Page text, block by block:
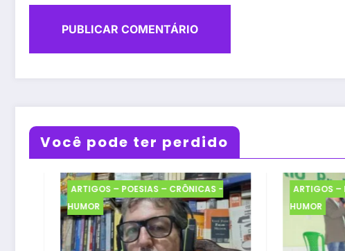
Você pode ter perdido
ARTIGOS – POESIAS – CRÔNICAS -
HUMOR
ARTIGOS –
HUMOR